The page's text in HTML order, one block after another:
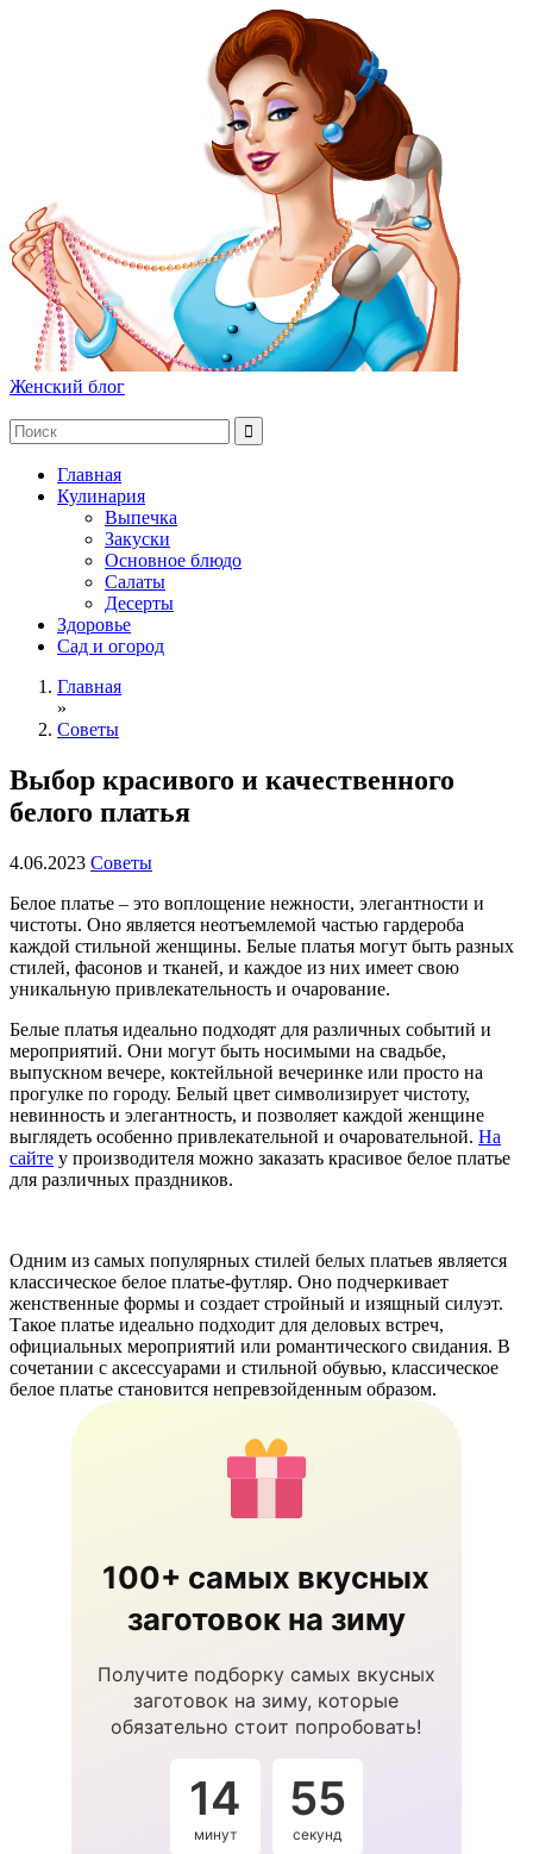
Женский блог
Главная
Кулинария
Выпечка
Закуски
Основное блюдо
Салаты
Десерты
Здоровье
Сад и огород
Главная
»
Советы
Выбор красивого и качественного
белого платья
4.06.2023 Советы
Белое платье – это воплощение нежности, элегантности и
чистоты. Оно является неотъемлемой частью гардероба
каждой стильной женщины. Белые платья могут быть разных
стилей, фасонов и тканей, и каждое из них имеет свою
уникальную привлекательность и очарование.
Белые платья идеально подходят для различных событий и
мероприятий. Они могут быть носимыми на свадьбе,
выпускном вечере, коктейльной вечеринке или просто на
прогулке по городу. Белый цвет символизирует чистоту,
невинность и элегантность, и позволяет каждой женщине
выглядеть особенно привлекательной и очаровательной. На
сайте у производителя можно заказать красивое белое платье
для различных праздников.
Одним из самых популярных стилей белых платьев является
классическое белое платье-футляр. Оно подчеркивает
женственные формы и создает стройный и изящный силуэт.
Такое платье идеально подходит для деловых встреч,
официальных мероприятий или романтического свидания. В
сочетании с аксессуарами и стильной обувью, классическое
белое платье становится непревзойденным образом.
100+ самых вкусных
заготовок на зиму
Получите подборку самых вкусных
заготовок на зиму, которые
обязательно стоит попробовать!
14
минут
54
секунды